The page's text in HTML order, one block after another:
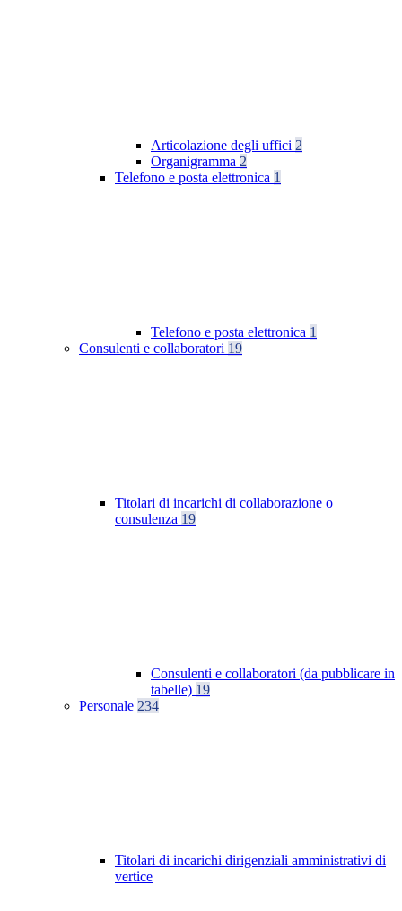
Articolazione degli uffici 2
Organigramma 2
Telefono e posta elettronica 1
Telefono e posta elettronica 1
Consulenti e collaboratori 19
Titolari di incarichi di collaborazione o
consulenza 19
Consulenti e collaboratori (da pubblicare in
tabelle) 19
Personale 234
Titolari di incarichi dirigenziali amministrativi di
vertice